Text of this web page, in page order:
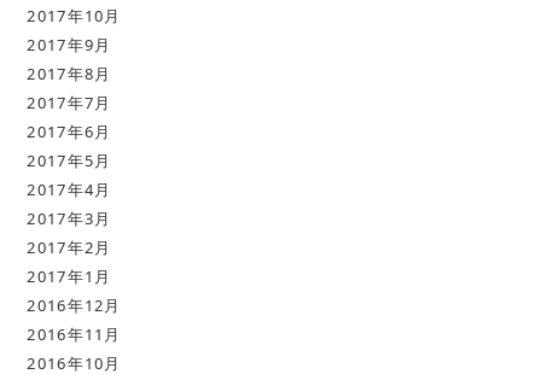
2017年10月
2017年9月
2017年8月
2017年7月
2017年6月
2017年5月
2017年4月
2017年3月
2017年2月
2017年1月
2016年12月
2016年11月
2016年10月